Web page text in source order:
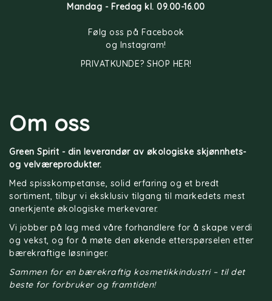
Mandag - Fredag kl. 09.00-16.00
Følg oss på Facebook
og Instagram!
PRIVATKUNDE? SHOP HER!
Om oss
Green Spirit - din leverandør av økologiske skjønnhets-
og velværeprodukter.
Med spisskompetanse, solid erfaring og et bredt
sortiment, tilbyr vi eksklusiv tilgang til markedets mest
anerkjente økologiske merkevarer.
Vi jobber på lag med våre forhandlere for å skape verdi
og vekst, og for å møte den økende etterspørselen etter
bærekraftige løsninger.
Sammen for en bærekraftig kosmetikkindustri – til det
beste for forbruker og framtiden!